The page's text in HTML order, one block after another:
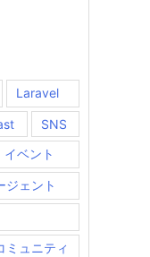
Laravel
SNS
イベント
ジェント
ミュニティ